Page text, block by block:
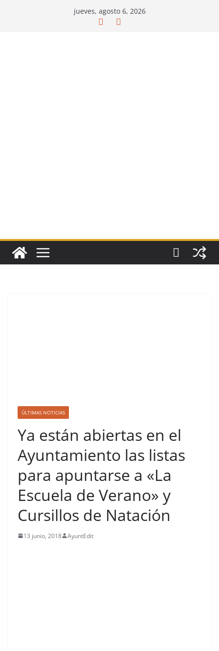
jueves, agosto 6, 2026
ÚLTIMAS NOTICIAS
Ya están abiertas en el
Ayuntamiento las listas
para apuntarse a «La
Escuela de Verano» y
Cursillos de Natación
13 junio, 2018 AyuntEdit